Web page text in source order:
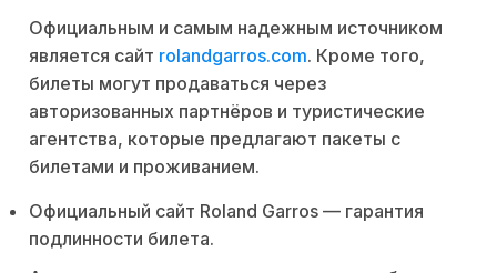
Официальным и самым надежным источником
является сайт rolandgarros.com. Кроме того,
билеты могут продаваться через
авторизованных партнёров и туристические
агентства, которые предлагают пакеты с
билетами и проживанием.
Официальный сайт Roland Garros — гарантия
подлинности билета.